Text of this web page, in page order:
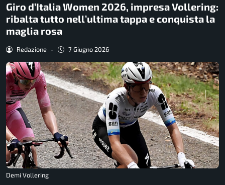
Giro d’Italia Women 2026, impresa Vollering:
ribalta tutto nell’ultima tappa e conquista la
maglia rosa
Redazione - 7 Giugno 2026
Demi Vollering